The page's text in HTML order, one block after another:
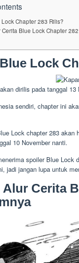
Chapter 283 Rilis?
Cerita Blue Lock Chapter
Lock
dirilis pada tanggal
sendiri, chapter ini
Lock chapter 283 akan
10 November nanti.
spoiler Blue Lock
jadi jangan lupa untuk
Alur Cerita